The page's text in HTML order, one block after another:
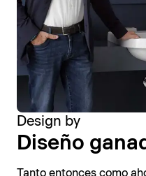
Design by
Diseño
Tanto entonces como